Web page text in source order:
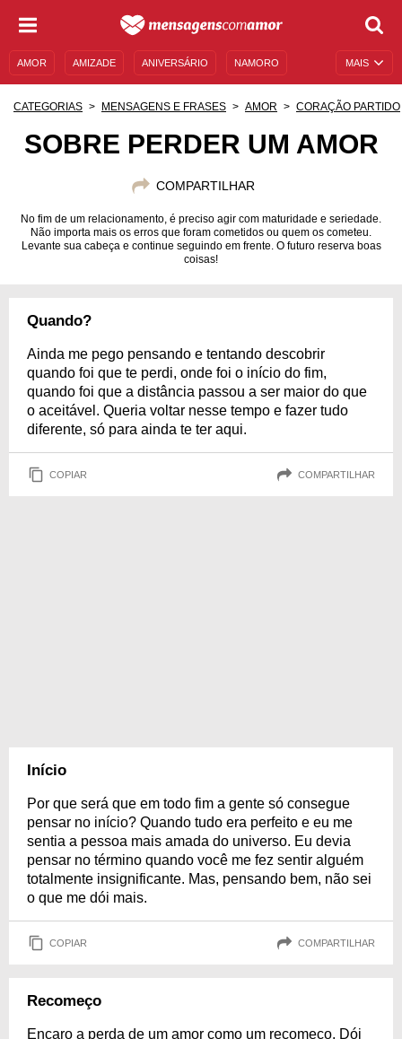
MAIS
AMOR AMIZADE ANIVERSÁRIO NAMORO
CATEGORIAS MENSAGENS E FRASES AMOR CORAÇÃO PARTIDO
SOBRE PERDER UM AMOR
COMPARTILHAR
No fim de um relacionamento, é preciso agir com maturidade e seriedade.
Não importa mais os erros que foram cometidos ou quem os cometeu.
Levante sua cabeça e continue seguindo em frente. O futuro reserva boas
coisas!
Quando?
Ainda me pego pensando e tentando descobrir
quando foi que te perdi, onde foi o início do fim,
quando foi que a distância passou a ser maior do que
o aceitável. Queria voltar nesse tempo e fazer tudo
diferente, só para ainda te ter aqui.
COPIAR COMPARTILHAR
Início
Por que será que em todo fim a gente só consegue
pensar no início? Quando tudo era perfeito e eu me
sentia a pessoa mais amada do universo. Eu devia
pensar no término quando você me fez sentir alguém
totalmente insignificante. Mas, pensando bem, não sei
o que me dói mais.
COPIAR COMPARTILHAR
Recomeço
Encaro a perda de um amor como um recomeço. Dói